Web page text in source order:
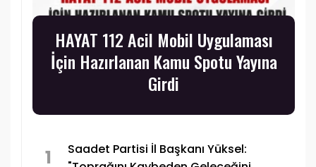
HAYAT 112 Acil Mobil Uygulaması
İçin Hazırlanan Kamu Spotu Yayına
Girdi
1
Saadet Partisi İl Başkanı Yüksel: